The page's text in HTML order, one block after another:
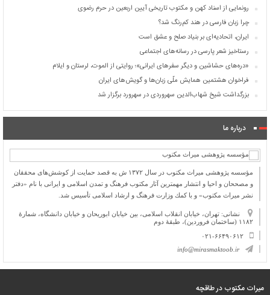
رونمایی از اسناد کهن و مکتوب تاریخی آیین اربعین در حرم رضوی
چرا زبان فارسی در هند کم‌رنگ شد؟
ایران، اتحادیه‌ای بر بنیاد صلح و عشق است
رستاخیز شعر پارسی در رسانه‌های اجتماعی
«دره‌های حشاشین و دیگر سفرهای ایرانی»؛ روایتی از الموت، لرستان و ایلام
فراخوان هشتمین همایش ملّی زبان‌ها و گویش‌های ایران
بزرگداشت شیخ شهاب‌الدین سهروردی در سهرورد برگزار شد
درباره ما
مؤسسه پژوهشی میراث مكتوب در سال ۱۳۷۲ ش به قصد حمایت از كوشش‌های محققان
و مصححان و احیا و انتشار مهمترین آثار مكتوب فرهنگ و تمدن اسلامی و ایرانی با نام «دفتر
نشر میراث مكتوب» و با كمك وزارت فرهنگ و ارشاد اسلامی تأسیس شد.
نشانی: تهران، خیابان انقلاب اسلامی، بین خیابان ابوریحان و خیابان دانشگاه، شمارۀ
۱۱۸۲ (ساختمان فروردین)، طبقۀ دوم
۰۲۱-۶۶۴۹۰۶۱۲
info@mirasmaktoob.ir
میرات مکتوب در طاقچه